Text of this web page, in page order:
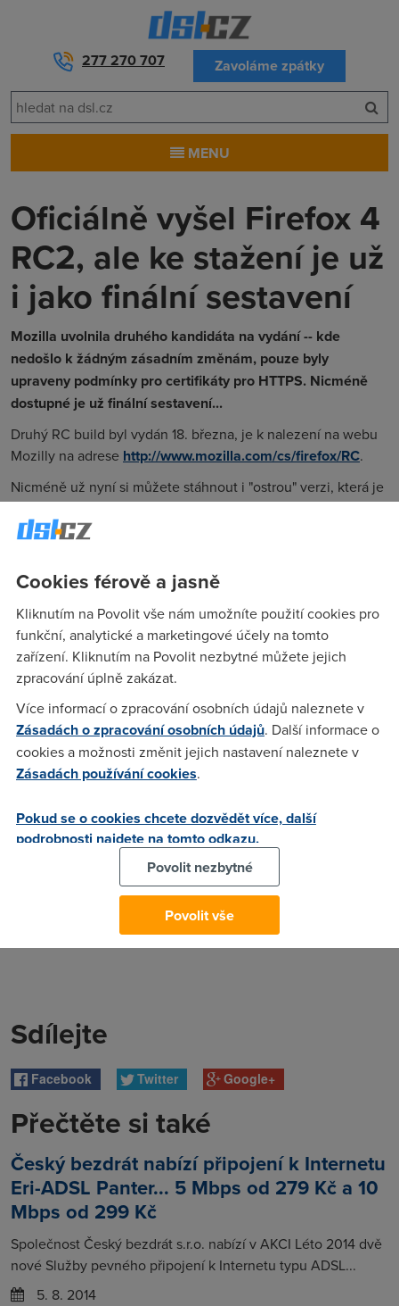
277 270 707 Zavoláme zpátky
MENU
Oficiálně vyšel Firefox 4
RC2, ale ke stažení je už
i jako finální sestavení
Mozilla uvolnila druhého kandidáta na vydání -- kde
nedošlo k žádným zásadním změnám, pouze byly
upraveny podmínky pro certifikáty pro HTTPS. Nicméně
dostupné je už finální sestavení...
Druhý RC build byl vydán 18. března, je k nalezení na webu
Mozilly na adrese http://www.mozilla.com/cs/firefox/RC.
Nicméně už nyní si můžete stáhnout i "ostrou" verzi, která je
plánovaná na vydání během dne až dvou. Dostupné jsou
verze pro Windows, Linux i Mac OS X. Uživatelé finální verzi
FileForum BetaNews:
Windows
Linux
Mac OS X
Autor:Redakce DSL.cz
Sdílejte
Facebook Twitter Google+
Přečtěte si také
Český bezdrát nabízí připojení k Internetu
Eri-ADSL Panter... 5 Mbps od 279 Kč a 10
Mbps od 299 Kč
Společnost Český bezdrát s.r.o. nabízí v AKCI Léto 2014 dvě
nové Služby pevného připojení k Internetu typu ADSL...
5. 8. 2014
Cookies férově a jasně
Kliknutím na Povolit vše nám umožníte použití cookies pro
funkční, analytické a marketingové účely na tomto
zařízení. Kliknutím na Povolit nezbytné můžete jejich
zpracování úplně zakázat.
Více informací o zpracování osobních údajů naleznete v
Zásadách o zpracování osobních údajů. Další informace o
cookies a možnosti změnit jejich nastavení naleznete v
Zásadách používání cookies.
Pokud se o cookies chcete dozvědět více, další
podrobnosti najdete na tomto odkazu.
Povolit nezbytné
Povolit vše